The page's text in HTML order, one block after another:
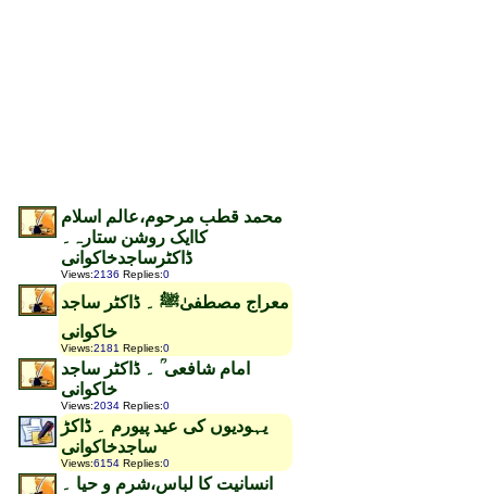
محمد قطب مرحوم،عالم اسلام
کاایک روشن ستارہ۔
ڈاکٹرساجدخاکوانی
Views:2136 Replies:0
معراج مصطفیٰﷺ ۔ ڈاکٹر ساجد
خاکوانی
Views:2181 Replies:0
امام شافعی ؒ ۔ ڈاکٹر ساجد
خاکوانی
Views:2034 Replies:0
یہودیوں کی عید پیورم ۔ ڈاکڑ
ساجدخاکوانی
Views:6154 Replies:0
انسانیت کا لباس،شرم و حیا ۔